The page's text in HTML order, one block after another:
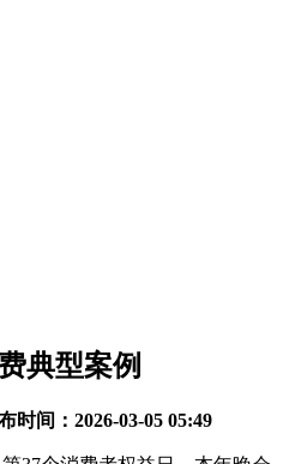
典型案例
时间： 2026-03-05 05:49